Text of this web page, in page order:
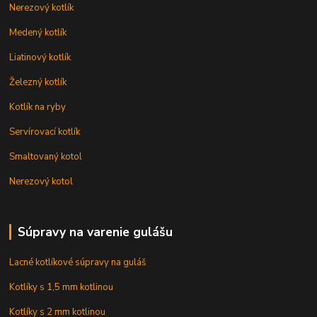
Nerezový kotlík
Medený kotlík
Liatinový kotlík
Železný kotlík
Kotlík na ryby
Servírovací kotlík
Smaltovaný kotol
Nerezový kotol
Súpravy na varenie gulášu
Lacné kotlíkové súpravy na guláš
Kotlíky s 1,5 mm kotlinou
Kotlíky s 2 mm kotlinou